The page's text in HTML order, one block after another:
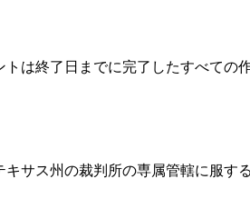
は終了日までに完了したすべての
サス州の裁判所の専属管轄に服す